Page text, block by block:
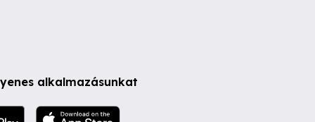
alkalmazásunkat